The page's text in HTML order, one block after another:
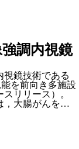
調内視鏡
視鏡技術である
を前向き多施設
リリース）。
，大腸がんを…